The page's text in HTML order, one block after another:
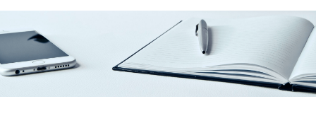
PEOPLE
社員を知る